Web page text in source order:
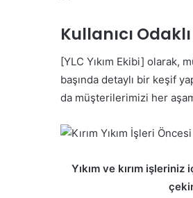
Kullanıcı
[YLC Yıkım Ekibi]
başında detaylı bir keşif
da müşterilerimizi her
Yıkım ve kırım